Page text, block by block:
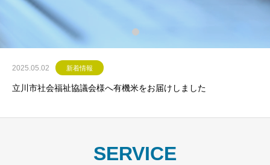
2025.05.02 新着情報
立川市社会福祉協議会様へ有機米をお届けしました
SERVICE